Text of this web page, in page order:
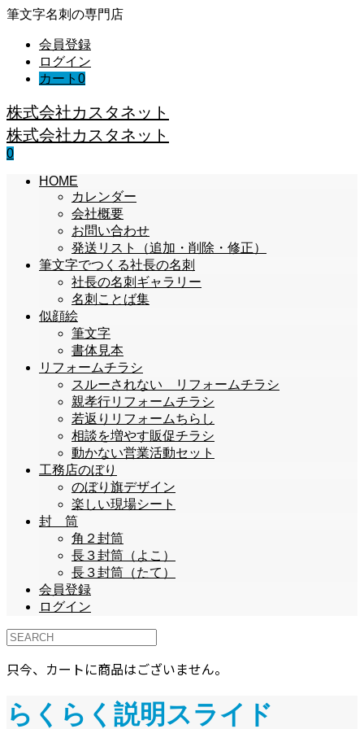
筆文字名刺の専門店
会員登録
ログイン
カート 0
株式会社カスタネット
株式会社カスタネット
0
HOME
カレンダー
会社概要
お問い合わせ
発送リスト（追加・削除・修正）
筆文字でつくる社長の名刺
社長の名刺ギャラリー
名刺ことば集
似顔絵
筆文字
書体見本
リフォームチラシ
スルーされない リフォームチラシ
親孝行リフォームチラシ
若返りリフォームちらし
相談を増やす販促チラシ
動かない営業活動セット
工務店のぼり
のぼり旗デザイン
楽しい現場シート
封 筒
角２封筒
長３封筒（よこ）
長３封筒（たて）
会員登録
ログイン
只今、カートに商品はございません。
らくらく説明スライド